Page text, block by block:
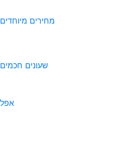
מחירים מיוחדים
שעונים חכמים
אפל